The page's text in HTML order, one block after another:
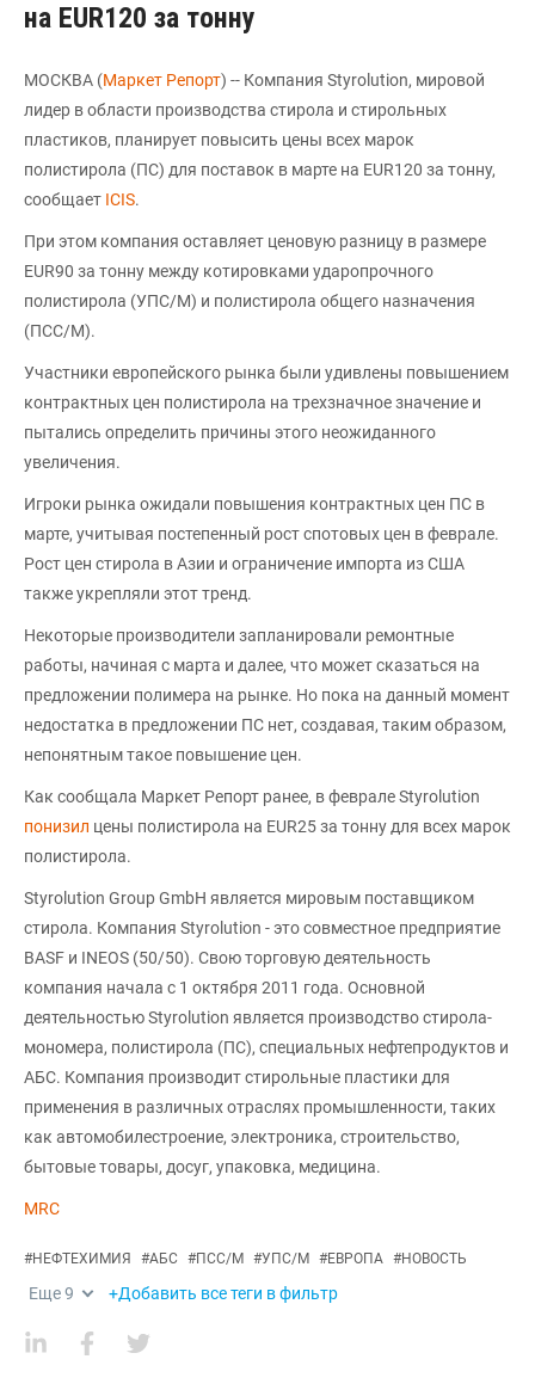
на EUR120 за тонну
МОСКВА (Маркет Репорт) -- Компания Styrolution, мировой
лидер в области производства стирола и стирольных
пластиков, планирует повысить цены всех марок
полистирола (ПС) для поставок в марте на EUR120 за тонну,
сообщает ICIS.
При этом компания оставляет ценовую разницу в размере
EUR90 за тонну между котировками ударопрочного
полистирола (УПС/М) и полистирола общего назначения
(ПСС/М).
Участники европейского рынка были удивлены повышением
контрактных цен полистирола на трехзначное значение и
пытались определить причины этого неожиданного
увеличения.
Игроки рынка ожидали повышения контрактных цен ПС в
марте, учитывая постепенный рост спотовых цен в феврале.
Рост цен стирола в Азии и ограничение импорта из США
также укрепляли этот тренд.
Некоторые производители запланировали ремонтные
работы, начиная с марта и далее, что может сказаться на
предложении полимера на рынке. Но пока на данный момент
недостатка в предложении ПС нет, создавая, таким образом,
непонятным такое повышение цен.
Как сообщала Маркет Репорт ранее, в феврале Styrolution
понизил цены полистирола на EUR25 за тонну для всех марок
полистирола.
Styrolution Group GmbH является мировым поставщиком
стирола. Компания Styrolution - это совместное предприятие
BASF и INEOS (50/50). Свою торговую деятельность
компания начала с 1 октября 2011 года. Основной
деятельностью Styrolution является производство стирола-
мономера, полистирола (ПС), специальных нефтепродуктов и
АБС. Компания производит стирольные пластики для
применения в различных отраслях промышленности, таких
как автомобилестроение, электроника, строительство,
бытовые товары, досуг, упаковка, медицина.
MRC
#НЕФТЕХИМИЯ #АБС #ПСС/М #УПС/М #ЕВРОПА #НОВОСТЬ
Еще9 +Добавить все теги в фильтр